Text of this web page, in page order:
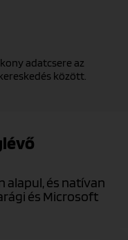
és natívan
és Microsoft